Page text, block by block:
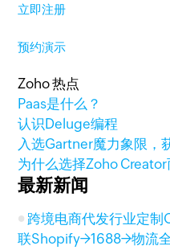
立即注册
预约演示
Zoho 热点
Paas是什么？
认识Deluge编程
入选Gartner魔力象限，
为什么选择Zoho Creator
最新新闻
跨境电商代发行业定
联Shopify→1688→物流